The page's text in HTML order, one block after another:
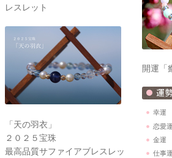
レスレット
「天の羽衣」
２０２５宝珠
最高品質サファイアブレスレッ
開運「
幸運
恋愛運
金運
仕事運